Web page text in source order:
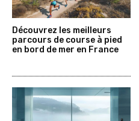
Découvrez les meilleurs
parcours de course à pied
en bord de mer en France